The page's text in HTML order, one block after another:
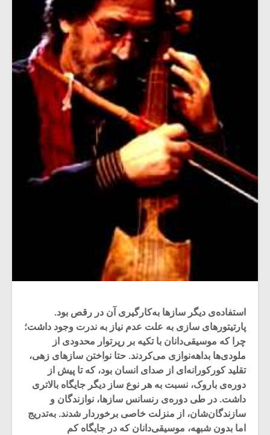
استفاده‌ی دیگر ساز‌ها به‌کارگیری‌ آن در رقص بود.
پارتیتورهای سازی به علت عدم نیاز به ندرت وجود داشت؛
چرا که موسیقی‌دانان با تکیه بر رپرتوار محدودی از
ملودی‌ها بداهه‌نوازی می‌کردند. حتا نواختن ساز‌های زهی،
تقلید کورکورانه‌ای از صدای انسان بود، که تا پیش از
دوره‌ی باروک، نسبت به هر نوع ساز دیگر جایگاه بالاتری
داشت. در طی دوره‌ی رنسانس سازها، نوازندگان و
سازندگان‌شان، از منزلت خاصی برخوردار شدند. به‌تدریج
اما بدون شبهه، موسیقی‌دانان که در جایگاه کم‌